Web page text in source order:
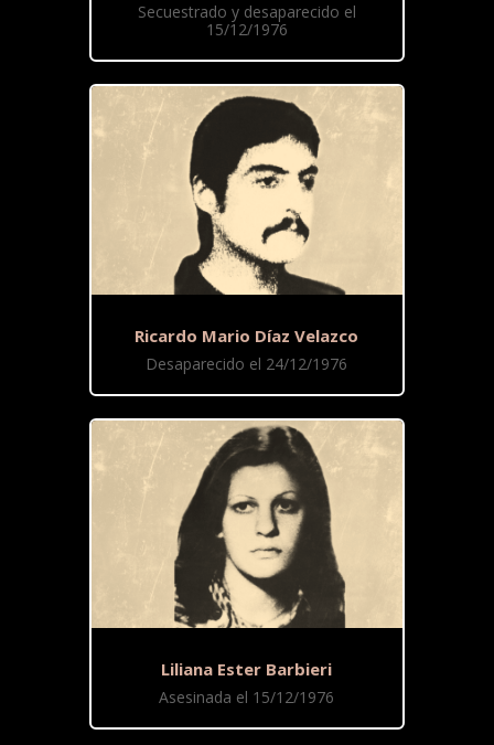
Secuestrado y desaparecido el
15/12/1976
Ricardo Mario Díaz Velazco
Desaparecido el 24/12/1976
Liliana Ester Barbieri
Asesinada el 15/12/1976